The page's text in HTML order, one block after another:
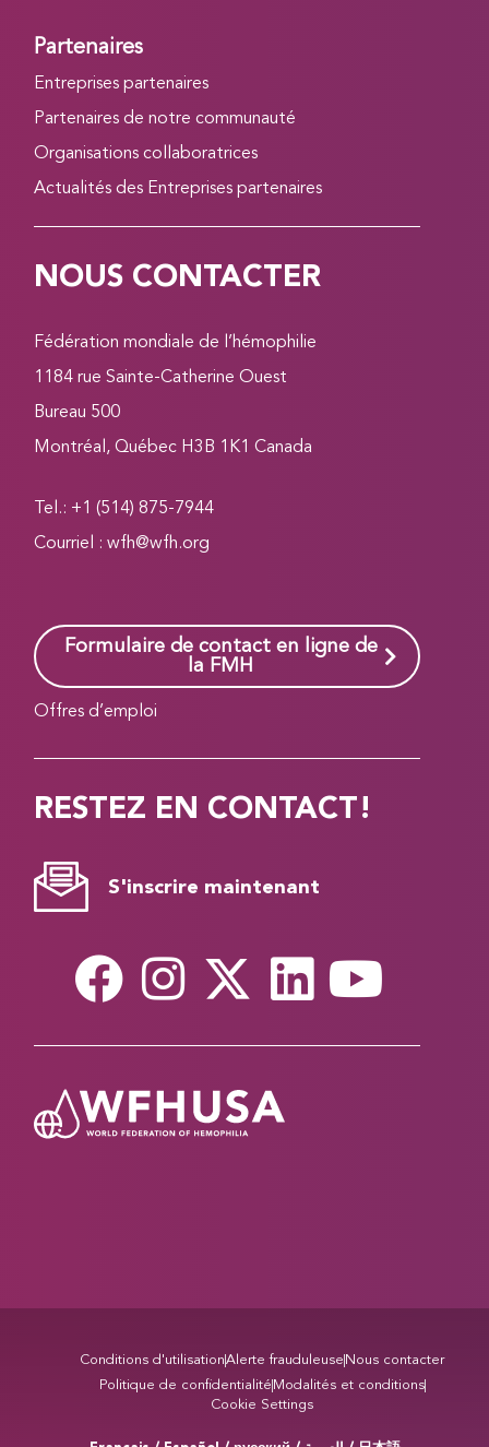
Partenaires
Entreprises partenaires
Partenaires de notre communauté
Organisations collaboratrices
Actualités des Entreprises partenaires
NOUS CONTACTER
Fédération mondiale de l’hémophilie
1184 rue Sainte-Catherine Ouest
Bureau 500
Montréal, Québec H3B 1K1 Canada
Tel.: +1 (514) 875-7944
Courriel :wfh@wfh.org
Formulaire de contact en ligne de
la FMH
Offres d’emploi
RESTEZ EN CONTACT!
S'inscrire maintenant
Conditions d'utilisationAlerte frauduleuse Nous contacter
Politique de confidentialité Modalités et conditions
Cookie Settings